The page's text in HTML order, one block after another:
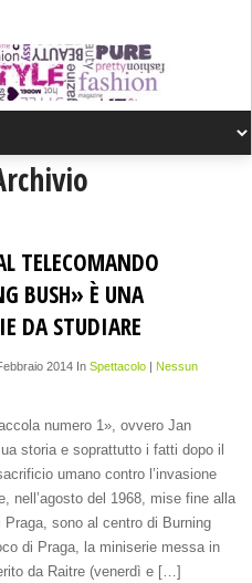
TELECOMANDO
BUSH» È UNA
DA STUDIARE
2014 In Spettacolo| Nessun
numero 1», ovvero Jan
storia e soprattutto i fatti dopo il
umano contro l’invasione
nell’agosto del 1968, mise fine alla
Praga, sono al centro di Burning
di Praga, la miniserie messa in
da Raitre (venerdì e […]